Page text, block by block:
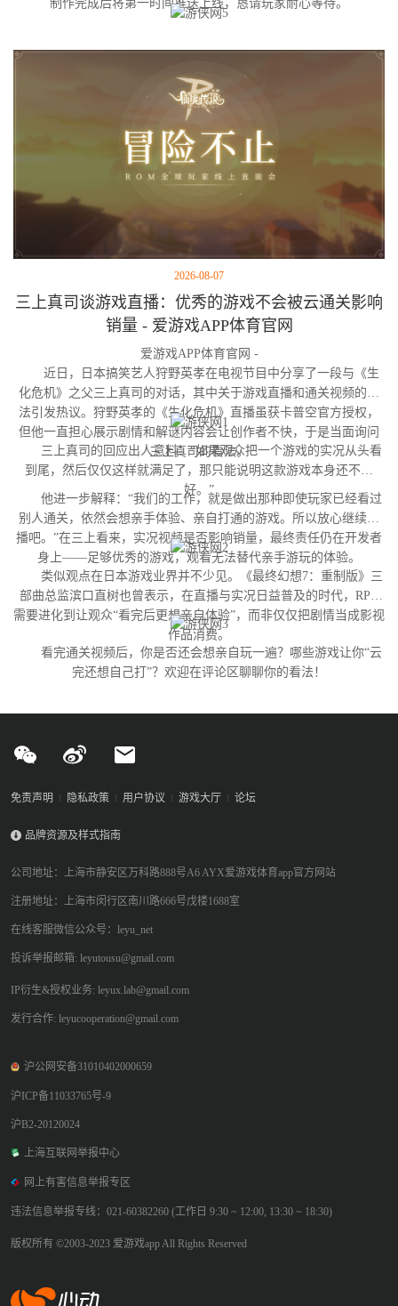
制作完成后将第一时间推送上线，恳请玩家耐心等待。
2026-08-07
三上真司谈游戏直播：优秀的游戏不会被云通关影响
销量 - 爱游戏APP体育官网
爱游戏APP体育官网 -
近日，日本搞笑艺人狩野英孝在电视节目中分享了一段与《生
化危机》之父三上真司的对话，其中关于游戏直播和通关视频的看
法引发热议。狩野英孝的《生化危机》直播虽获卡普空官方授权，
但他一直担心展示剧情和解谜内容会让创作者不快，于是当面询问
三上真司的看法。
三上真司的回应出人意料：“如果观众把一个游戏的实况从头看
到尾，然后仅仅这样就满足了，那只能说明这款游戏本身还不够
好。”
他进一步解释：“我们的工作，就是做出那种即使玩家已经看过
别人通关，依然会想亲手体验、亲自打通的游戏。所以放心继续直
播吧。”在三上看来，实况视频是否影响销量，最终责任仍在开发者
身上——足够优秀的游戏，观看无法替代亲手游玩的体验。
类似观点在日本游戏业界并不少见。《最终幻想7：重制版》三
部曲总监滨口直树也曾表示，在直播与实况日益普及的时代，RPG
需要进化到让观众“看完后更想亲自体验”，而非仅仅把剧情当成影视
作品消费。
看完通关视频后，你是否还会想亲自玩一遍？哪些游戏让你“云
完还想自己打”？欢迎在评论区聊聊你的看法！
免责声明 隐私政策 用户协议 游戏大厅 论坛
品牌资源及样式指南
公司地址：上海市静安区万科路888号A6 AYX爱游戏体育app官方网站
注册地址：上海市闵行区南川路666号戊楼1688室
在线客服微信公众号：leyu_net
投诉举报邮箱: leyutousu@gmail.com
IP衍生&授权业务: leyux.lab@gmail.com
发行合作: leyucooperation@gmail.com
沪公网安备31010402000659
沪ICP备11033765号-9
沪B2-20120024
上海互联网举报中心
网上有害信息举报专区
违法信息举报专线：021-60382260 (工作日 9:30 ~ 12:00, 13:30 ~ 18:30)
版权所有 ©2003-2023 爱游戏app All Rights Reserved
爱游戏app体育